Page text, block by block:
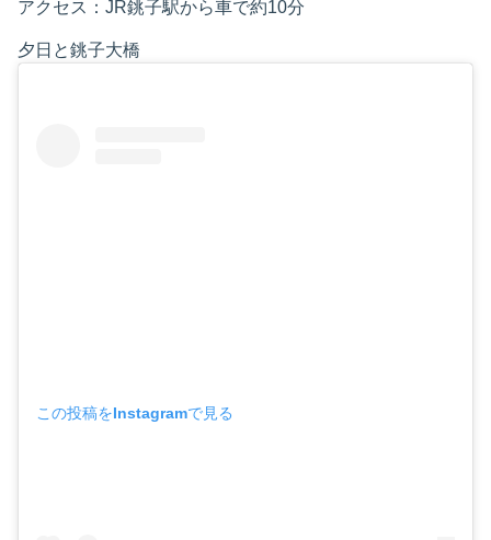
アクセス：JR銚子駅から車で約10分
夕日と銚子大橋
この投稿をInstagramで見る